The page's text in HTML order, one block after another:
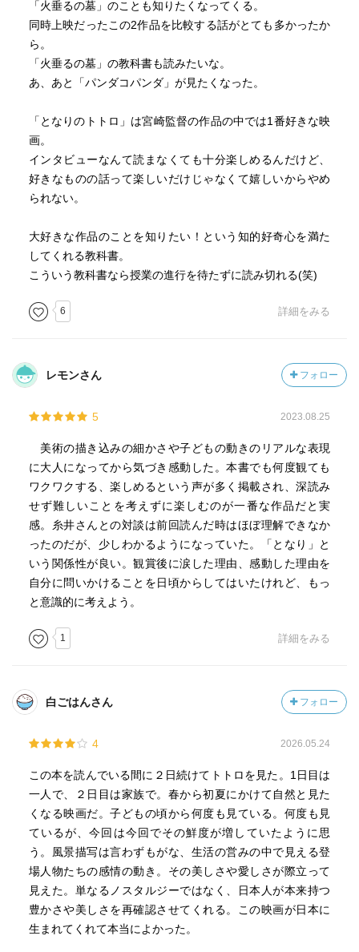
鎌田東二 鎮守の森から見たトトロ論
小澤俊夫 昔話の語法から見た『となりのトトロ』
藤森照信 人間の住まいに、お化けはどう住んだか
蓬田やすひろ 鏑木清方と『トトロ』の絵づくり
淀川長治 私の、トトロ!
大塚英志 『となりのトトロ』解題
映画クレジット
■あさのあつこ。薪を持ったサツキ、風、あっネコバスだ。
がトトロの胸で泣き崩れたとき、ほっとした、これでこの
子は壊れずに済む、トトロに会わなければいつか自壊して
■鈴木敏夫。オバケとお墓ではダメだ。ということで配給先
が難航。近藤喜文の取り合い。併映でどちらも６０分の予
にすればいいんだ、そうすれば話が長くなる。ポスターは
ひとりのまま。
■宮崎駿。近代化しきれない過渡期のお化け。中尾佐助の照
葉樹林文化論。雲南、ネパール、ブータンとか、ふっくら
したお米。源氏物語や秀吉といったくだらない歴史と思っ
ていたが、壮大な、国や民族を超えた世界とのつながりを
感じて、解放された。それで植物や風土が大事で、風土を
壊すと最後の日本人への引っかかりがなくなる。森の暗
さ、恐さ、アミニズム。トトロはサツキを助けたのではな
く、サツキかわいい、メイなんてすぐ近くじゃないか、じ
停、雨は気にしていない。葉っぱを頭に乗せているのは、
音がいいから。サツキが貸してくれた傘を、なにかすてき
詞を、サツキはともかくメイが言うのは失敗だった。パン
ダコパンダ。宮沢賢治のどんぐりと山猫。ネコバスは、も
文人から縄文土器を習って、江戸時代に遊んだ男の子のマ
ネをしてコマ廻しをしている。トトロが「存在しているだ
けで」サツキとメイは救われている。迷子を見つけるとき
に手助けしてくれたけど、あのときトロロが一緒に行っち
ゃダメだ。ラピュタはやっぱりあった、それだけでいい。
走るという動きへのこだわり。母とのスキンシップ、４年
生になれば抱きしめるとかではなく、髪を梳くという儀式
が、サツキにとって大事。ずっと母代わりをして妹の世
話。一度くらいどなって泣いてということをしないと浮か
ばれないと思った。だからエンディングの止めの絵では、
「火垂るの墓」のことも知りたくなってくる。
同時上映だったこの2作品を比較する話がとても多かったか
ら。
「火垂るの墓」の教科書も読みたいな。
あ、あと「パンダコパンダ」が見たくなった。
「となりのトトロ」は宮崎監督の作品の中では1番好きな映
画。
インタビューなんて読まなくても十分楽しめるんだけど、
好きなものの話って楽しいだけじゃなくて嬉しいからやめ
られない。
大好きな作品のことを知りたい！という知的好奇心を満た
してくれる教科書。
こういう教科書なら授業の進行を待たずに読み切れる(笑)
6 詳細をみる
レモンさん フォロー
5 2023.08.25
美術の描き込みの細かさや子どもの動きのリアルな表現
に大人になってから気づき感動した。本書でも何度観ても
ワクワクする、楽しめるという声が多く掲載され、深読み
せず難しいことを考えずに楽しむのが一番な作品だと実
感。糸井さんとの対談は前回読んだ時はほぼ理解できなか
ったのだが、少しわかるようになっていた。「となり」と
いう関係性が良い。観賞後に涙した理由、感動した理由を
自分に問いかけることを日頃からしてはいたけれど、もっ
と意識的に考えよう。
1 詳細をみる
白ごはんさん フォロー
4 2026.05.24
この本を読んでいる間に２日続けてトトロを見た。1日目は
一人で、２日目は家族で。春から初夏にかけて自然と見た
くなる映画だ。子どもの頃から何度も見ている。何度も見
ているが、今回は今回でその鮮度が増していたように思
う。風景描写は言わずもがな、生活の営みの中で見える登
場人物たちの感情の動き。その美しさや愛しさが際立って
見えた。単なるノスタルジーではなく、日本人が本来持つ
豊かさや美しさを再確認させてくれる。この映画が日本に
生まれてくれて本当によかった。